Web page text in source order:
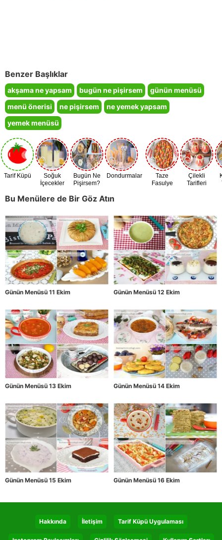
Benzer Başlıklar
akşama ne yapsam bugün ne pişirsem
günün menüsü
menü önerisi
ne pişirsem
ne yemek yapsam
yemek menüsü
Tarif Küpü
Soğuk
İçecekler
Bugün Ne
Pişirsem?
Dondurmalar
Taze
Fasulye
Çilekli
Tarifleri
Bu Menülere de Bir Göz Atın
Günün Menüsü 11 Ekim Günün Menüsü 12 Ekim
Günün Menüsü 13 Ekim Günün Menüsü 14 Ekim
Günün Menüsü 15 Ekim Günün Menüsü 16 Ekim
Hakkında İletişim Tarif Küpü Uygulaması